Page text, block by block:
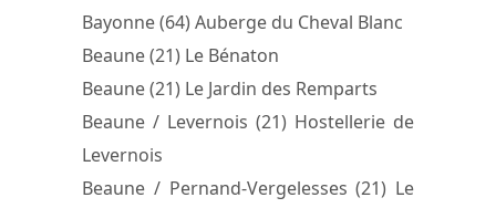
Bayonne (64) Auberge du Cheval Blanc
Beaune (21) Le Bénaton
Beaune (21) Le Jardin des Remparts
Beaune / Levernois (21) Hostellerie de
Levernois
Beaune / Pernand-Vergelesses (21) Le